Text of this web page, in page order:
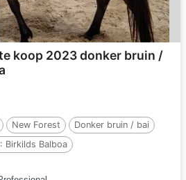
koop 2023 donker bruin /
New Forest
Donker bruin / bai
Birkilds Balboa